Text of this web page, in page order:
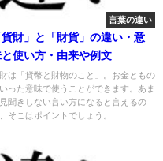
言葉の違い
貨財」と「財貨」の違い・意
と使い方・由来や例文
は「貨幣と財物のこと」。お金ともの
った意味で使うことができます。あま
聞きしない言い方になると言えるの
そこはポイントでしょう。...